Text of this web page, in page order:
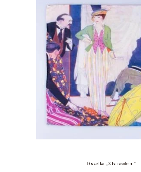
Poszetka „Z Parasolem”